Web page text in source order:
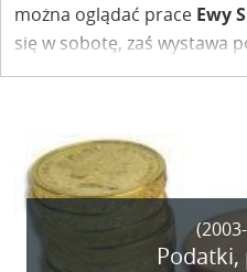
można oglądać prace Ewy
się w sobotę, zaś wystawa
Podatki,